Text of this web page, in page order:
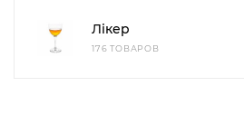
Лікер
176 ТОВАРОВ